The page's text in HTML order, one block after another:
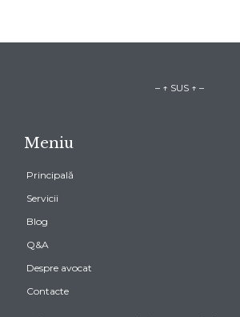
– ↑ SUS ↑ –
Meniu
Principală
Servicii
Blog
Q&A
Despre avocat
Contacte